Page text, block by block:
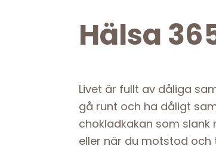
Hälsa
Livet är fullt av dåliga
gå runt och ha dåligt
chokladkakan som
eller när du motstod